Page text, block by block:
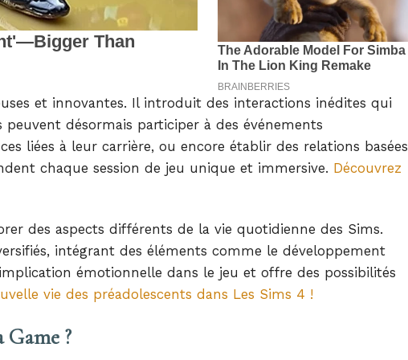
et innovantes. Il introduit des interactions inédites qui
peuvent désormais participer à des événements
liées à leur carrière, ou encore établir des relations basées
chaque session de jeu unique et immersive. Découvrez
des aspects différents de la vie quotidienne des Sims.
intégrant des éléments comme le développement
émotionnelle dans le jeu et offre des possibilités
vie des préadolescents dans Les Sims 4 !
?